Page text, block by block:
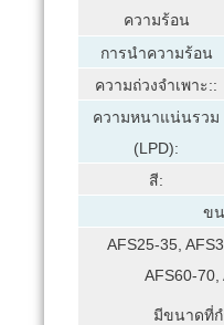
ความร้อน
การนำความร้อน
ความถ่วงจำเพาะ::
ความหนาแน่นรวม
(LPD):
สี:
ข
AFS25-35,
AFS60-70,
มีขนาดที่